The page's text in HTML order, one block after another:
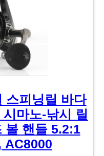
피닝릴 바다
마노-낚시 릴
볼 핸들 5.2:1
AC8000